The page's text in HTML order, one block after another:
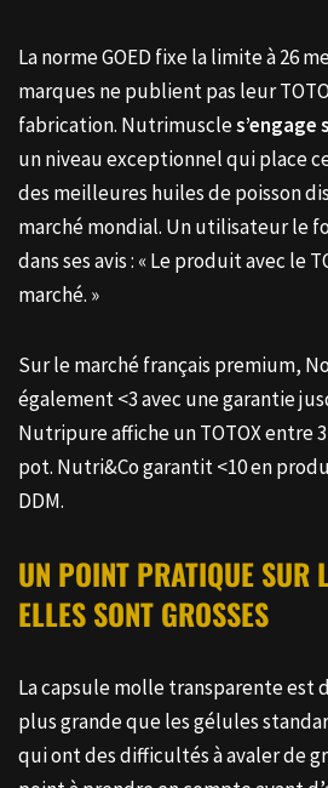
La norme GOED fixe la limite à 26
marques ne publient pas leur
fabrication. Nutrimuscles’engage
un niveau exceptionnel qui place
des meilleures huiles de poisson
marché mondial. Un utilisateur le
dans ses avis : « Le produit avec le
marché. »
Sur le marché français premium,
également <3 avec une garantie
Nutripure affiche un TOTOX entre
pot. Nutri&Co garantit <10 en
DDM.
UN POINT PRATIQUE SUR
ELLES SONT GROSSES
La capsule molle transparente est
plus grande que les gélules
qui ont des difficultés à avaler de